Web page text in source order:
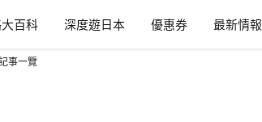
百科 深度遊日本 優惠券 最新情報
事一覽